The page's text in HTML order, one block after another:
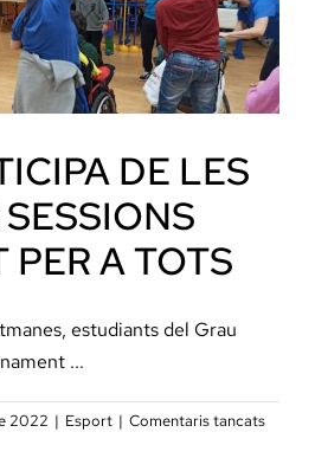
DE LES
PER A TOTS
estudiants del Grau
...
2022 | Esport | Comentaris tancatsa